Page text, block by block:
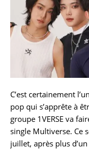
C’est certainement
pop qui s’apprête à
groupe 1VERSE va
single Multiverse. Ce
juillet, après plus